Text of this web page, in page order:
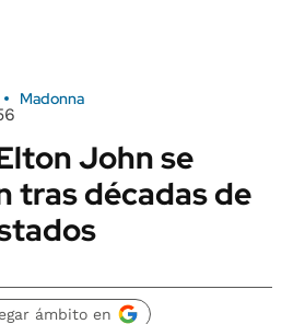
Madonna
John se
tras décadas de
ámbito en